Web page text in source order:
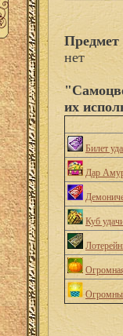
Предмет
нет
их
Билет
Дар
Куб